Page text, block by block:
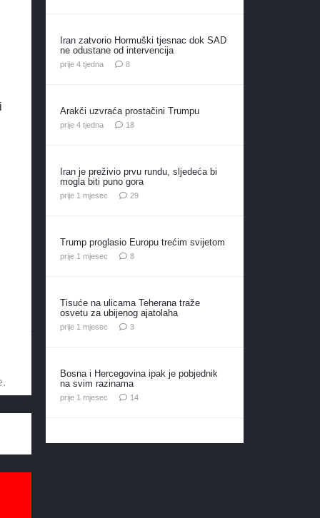
Iran zatvorio Hormuški tjesnac dok SAD
ne odustane od intervencija
prije 4 tjedna 8komentara
Arakči uzvraća prostačini Trumpu
prije 4 tjedna 18komentara
Iran je preživio prvu rundu, sljedeća bi
mogla biti puno gora
prije 1 mjesec 29komentara
Trump proglasio Europu trećim svijetom
prije 1 mjesec 8komentara
Tisuće na ulicama Teherana traže
osvetu za ubijenog ajatolaha
prije 1 mjesec 3komentara
Bosna i Hercegovina ipak je pobjednik
na svim razinama
prije 1 mjesec 14komentara